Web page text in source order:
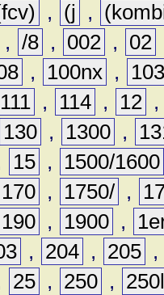
, (j ,
, /8 , 002 , 02
, 100nx ,
111 , 114 , 12
130 , 1300 ,
15 ,
1500/1600
170 , 1750/ ,
190 , 1900 ,
, 204 , 205 ,
25 , 250 ,